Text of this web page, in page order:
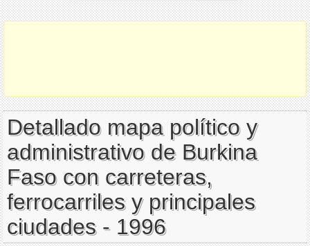
Detallado mapa político y
administrativo de Burkina
Faso con carreteras,
ferrocarriles y principales
ciudades - 1996